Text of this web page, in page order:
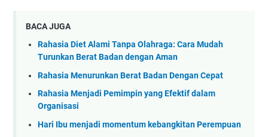
BACA JUGA
Rahasia Diet Alami Tanpa Olahraga: Cara Mudah
Turunkan Berat Badan dengan Aman
Rahasia Menurunkan Berat Badan Dengan Cepat
Rahasia Menjadi Pemimpin yang Efektif dalam
Organisasi
Hari Ibu menjadi momentum kebangkitan Perempuan